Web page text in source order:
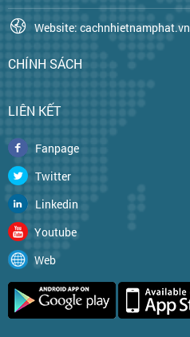
Website: cachnhietnamphat.vn
CHÍNH SÁCH
LIÊN KẾT
Fanpage
Twitter
Linkedin
Youtube
Web